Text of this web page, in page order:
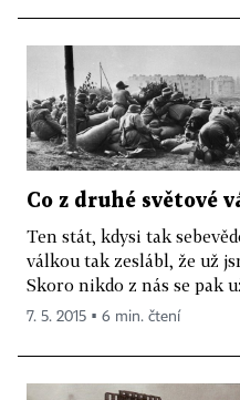
Co z druhé světové
Ten stát, kdysi tak
válkou tak zeslábl, že už
Skoro nikdo z nás se pak
7. 5. 2015 ▪ 6 min. čtení